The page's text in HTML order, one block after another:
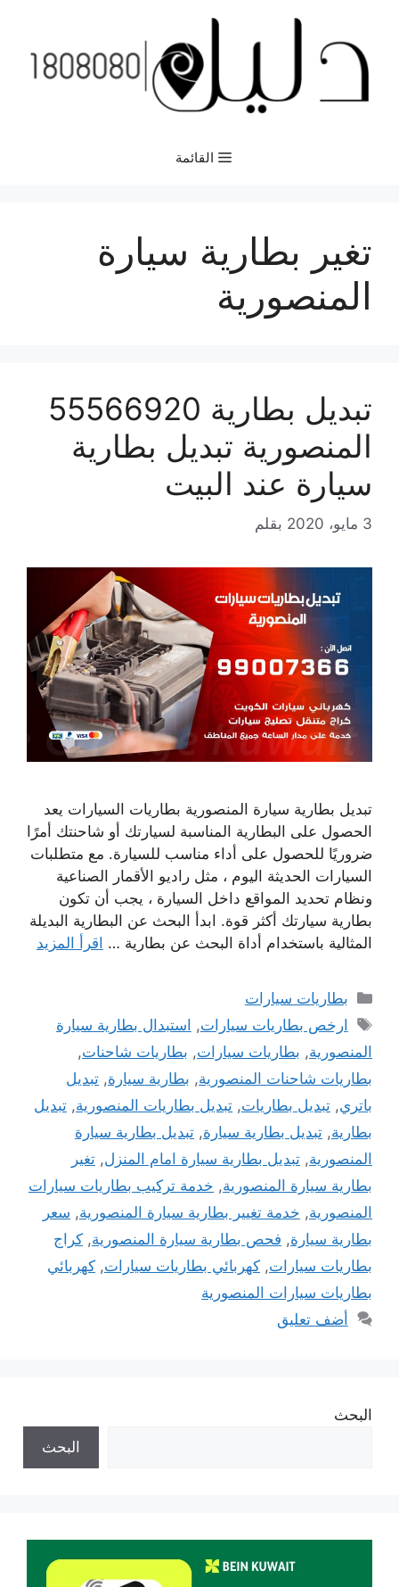
المحتوى
القائمة
تغير بطارية سيارة
المنصورية
تبديل بطارية 55566920
المنصورية تبديل بطارية
سيارة عند البيت
3 مايو، 2020 بقلم
تبديل بطارية سيارة المنصورية بطاريات السيارات يعد
الحصول على البطارية المناسبة لسيارتك أو شاحنتك أمرًا
ضروريًا للحصول على أداء مناسب للسيارة. مع متطلبات
السيارات الحديثة اليوم ، مثل راديو الأقمار الصناعية
ونظام تحديد المواقع داخل السيارة ، يجب أن تكون
بطارية سيارتك أكثر قوة. ابدأ البحث عن البطارية البديلة
المثالية باستخدام أداة البحث عن بطارية … اقرأ المزيد
التصنيفات
بطاريات سيارات
الوسوم
ارخص بطاريات سيارات, استبدال بطارية سيارة
المنصورية, بطاريات سيارات, بطاريات شاحنات,
بطاريات شاحنات المنصورية, بطارية سيارة, تبديل
باتري, تبديل بطاريات, تبديل بطاريات المنصورية, تبديل
بطارية, تبديل بطارية سيارة, تبديل بطارية سيارة
المنصورية, تبديل بطارية سيارة امام المنزل, تغير
بطارية سيارة المنصورية, خدمة تركيب بطاريات سيارات
المنصورية, خدمة تغيير بطارية سيارة المنصورية, سعر
بطارية سيارة, فحص بطارية سيارة المنصورية, كراج
بطاريات سيارات, كهربائي بطاريات سيارات, كهربائي
بطاريات سيارات المنصورية
أضف تعليق
البحث
البحث